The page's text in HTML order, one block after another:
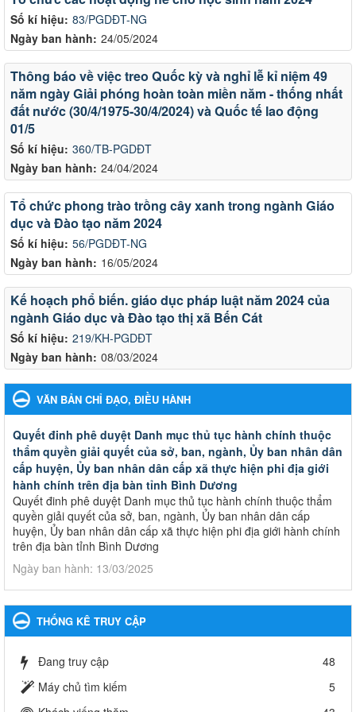
Số kí hiệu: 83/PGDĐT-NG
Ngày ban hành: 24/05/2024
Số kí hiệu: 360/TB-PGDĐT
Ngày ban hành: 24/04/2024
Thông báo về việc treo Quốc kỳ và nghỉ lễ kỉ niệm 49
năm ngày Giải phóng hoàn toàn miền năm - thống nhất
đất nước (30/4/1975-30/4/2024) và Quốc tế lao động
01/5
Số kí hiệu: 56/PGDĐT-NG
Ngày ban hành: 16/05/2024
Tổ chức phong trào trồng cây xanh trong ngành Giáo
dục và Đào tạo năm 2024
Số kí hiệu: 219/KH-PGDĐT
Ngày ban hành: 08/03/2024
Kế hoạch phổ biến. giáo dục pháp luật năm 2024 của
ngành Giáo dục và Đào tạo thị xã Bến Cát
VĂN BẢN CHỈ ĐẠO, ĐIỀU HÀNH
Quyết đinh phê duyệt Danh mục thủ tục hành chính thuộc
thẩm quyền giải quyết của sở, ban, ngành, Ủy ban nhân dân
cấp huyện, Ủy ban nhân dân cấp xã thực hiện phi địa giới
hành chính trên địa bàn tỉnh Bình Dương
Quyết đinh phê duyệt Danh mục thủ tục hành chính thuộc thẩm
quyền giải quyết của sở, ban, ngành, Ủy ban nhân dân cấp
huyện, Ủy ban nhân dân cấp xã thực hiện phi địa giới hành chính
trên địa bàn tỉnh Bình Dương
Ngày ban hành: 13/03/2025
Giáo dục và Đào tạo thành phố Bến Cát
Kế hoạch Phổ biến, giáo dục pháp luật năm 2025 của ngành
Ngày ban hành: 28/02/2025
THỐNG KÊ TRUY CẬP
Đang truy cập
48
Máy chủ tìm kiếm
5